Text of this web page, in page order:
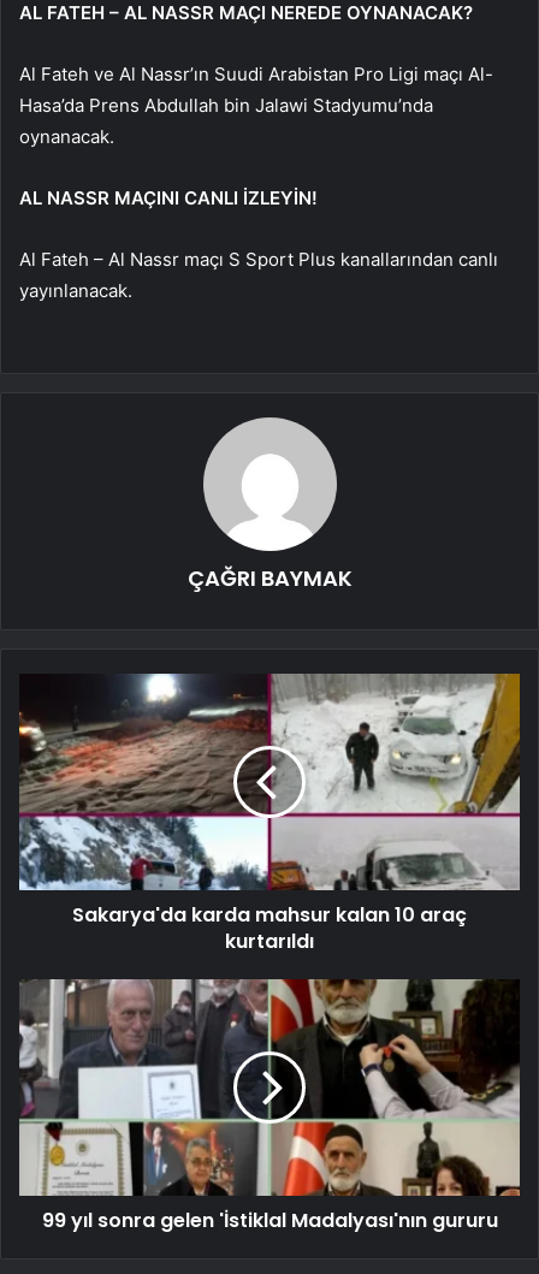
AL FATEH – AL NASSR MAÇI NEREDE OYNANACAK?
Al Fateh ve Al Nassr’ın Suudi Arabistan Pro Ligi maçı Al-
Hasa’da Prens Abdullah bin Jalawi Stadyumu’nda
oynanacak.
AL NASSR MAÇINI CANLI İZLEYİN!
Al Fateh – Al Nassr maçı S Sport Plus kanallarından canlı
yayınlanacak.
ÇAĞRI BAYMAK
Sakarya'da karda mahsur kalan 10 araç
kurtarıldı
99 yıl sonra gelen 'İstiklal Madalyası'nın gururu